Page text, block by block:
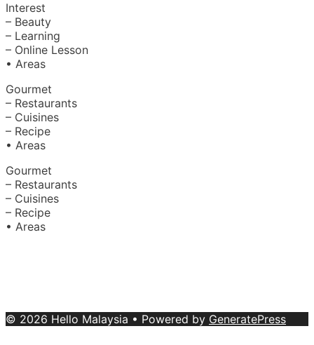
Interest
– Beauty
– Learning
– Online Lesson
• Areas
Gourmet
– Restaurants
– Cuisines
– Recipe
• Areas
Gourmet
– Restaurants
– Cuisines
– Recipe
• Areas
© 2026 Hello Malaysia • Powered by GeneratePress